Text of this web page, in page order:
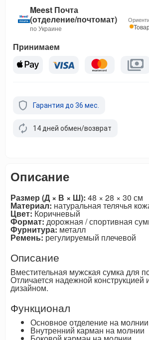
Meest Почта
(отделение/почтомат)
по Украине
Принимаем
Гарантия до 36 мес.
14 дней обмен/возврат
Описание
Размер (Д × В × Ш): 48 × 28 × 30 см
Материал: натуральная телячья
Цвет: Коричневый
Формат:дорожная / спортивная
Фурнитура: металл
Ремень: регулируемый плечевой
Описание
Вместительная мужская сумка для
Отличается надежной конструкцией
дизайном.
Функционал
Основное отделение на молнии
Внутренний карман на молнии